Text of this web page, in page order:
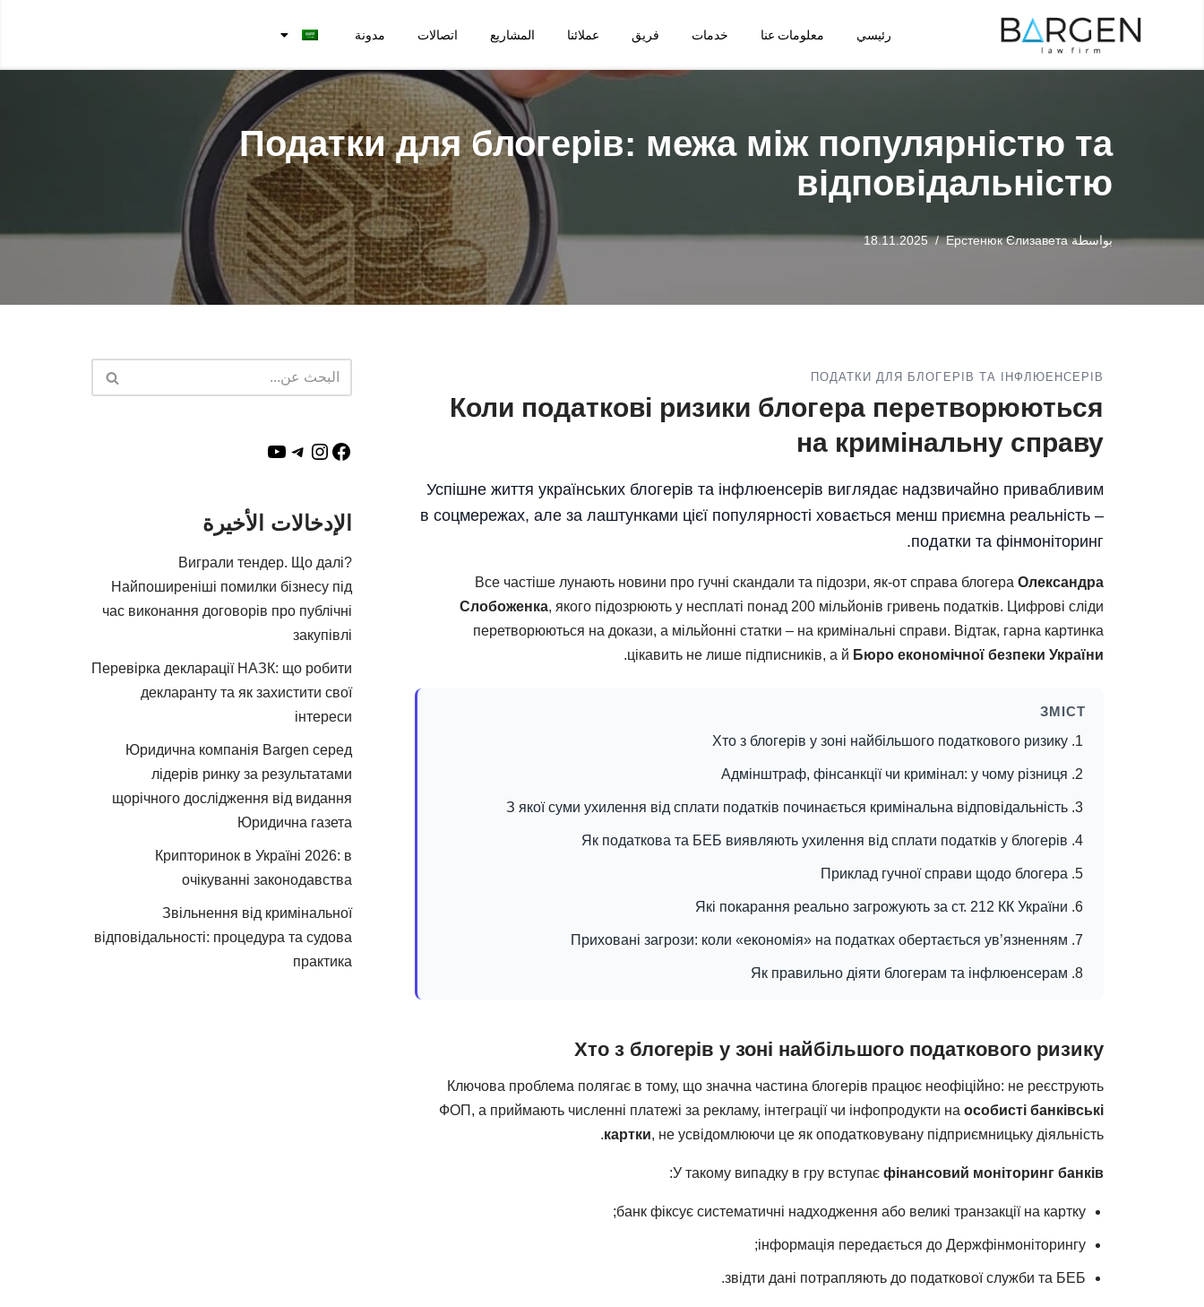
إلى
رئيسي معلومات عنا خدمات فريق عملائنا المشاريع اتصالات مدونة
Податки для блогерів: межа між популярністю та
відповідальністю
بواسطةЕрстенюк Єлизавета
18.11.2025
ПОДАТКИ ДЛЯ БЛОГЕРІВ ТА ІНФЛЮЕНСЕРІВ
Коли податкові ризики блогера перетворюються
на кримінальну справу
Успішне життя українських блогерів та інфлюенсерів виглядає надзвичайно привабливим
в соцмережах, але за лаштунками цієї популярності ховається менш приємна реальність –
податки та фінмоніторинг.
Все частіше лунають новини про гучні скандали та підозри, як-от справа блогера Олександра
Слобоженка, якого підозрюють у несплаті понад 200 мільйонів гривень податків. Цифрові сліди
перетворюються на докази, а мільйонні статки – на кримінальні справи. Відтак, гарна картинка
цікавить не лише підписників, а й Бюро економічної безпеки України
.
ЗМІСТ
Хто з блогерів у зоні найбільшого податкового ризику
Адмінштраф, фінсанкції чи кримінал: у чому різниця
З якої суми ухилення від сплати податків починається кримінальна відповідальність
Як податкова та БЕБ виявляють ухилення від сплати податків у блогерів
Приклад гучної справи щодо блогера
Які покарання реально загрожують за ст. 212 КК України
Приховані загрози: коли «економія» на податках обертається ув’язненням
Як правильно діяти блогерам та інфлюенсерам
Хто з блогерів у зоні найбільшого податкового ризику
Ключова проблема полягає в тому, що значна частина блогерів працює неофіційно: не реєструють
ФОП, а приймають численні платежі за рекламу, інтеграції чи інфопродукти на особисті банківські
картки, не усвідомлюючи це як оподатковувану підприємницьку діяльність.
У такому випадку в гру вступає фінансовий моніторинг банків
:
банк фіксує систематичні надходження або великі транзакції на картку;
інформація передається до Держфінмоніторингу;
звідти дані потрапляють до податкової служби та БЕБ.
الإدخالات الأخيرة
Виграли тендер. Що далі?
Найпоширеніші помилки бізнесу під
час виконання договорів про публічні
закупівлі
Перевірка декларації НАЗК: що робити
декларанту та як захистити свої
інтереси
Юридична компанія Bargen серед
лідерів ринку за результатами
щорічного дослідження від видання
Юридична газета
Крипторинок в Україні 2026: в
очікуванні законодавства
Звільнення від кримінальної
відповідальності: процедура та судова
практика